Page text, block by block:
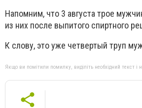
Напомним, что 3 августа трое
из них после выпитого спиртного
К слову, это уже четвертый труп
Якщо ви помітили помилку, виділіть необхідний текст